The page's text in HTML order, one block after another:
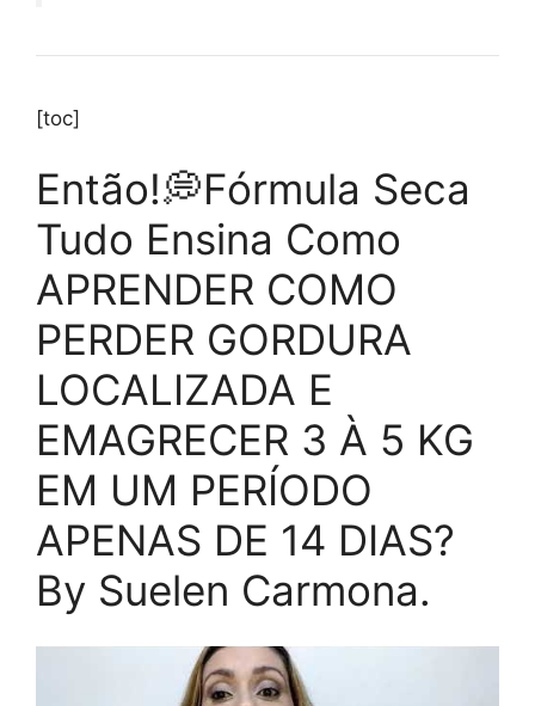
[toc]
Então!💭Fórmula Seca
Tudo Ensina Como
APRENDER COMO
PERDER GORDURA
LOCALIZADA E
EMAGRECER 3 À 5 KG
EM UM PERÍODO
APENAS DE 14 DIAS?
By Suelen Carmona.